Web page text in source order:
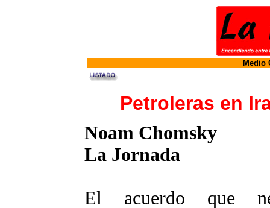
Medio
Petroleras en
Noam Chomsky
La Jornada
El acuerdo que